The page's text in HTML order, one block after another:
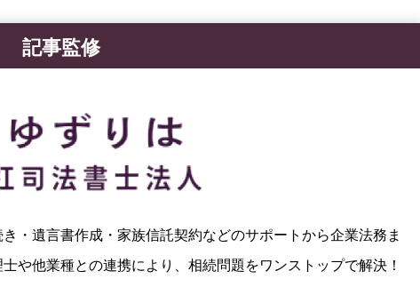
記事監修
・遺言書作成・家族信託契約などのサポートから企業法務ま
や他業種との連携により、相続問題をワンストップで解決！